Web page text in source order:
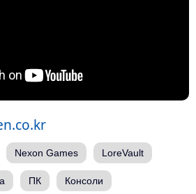
Nexon Games LoreVault
ПК Консоли